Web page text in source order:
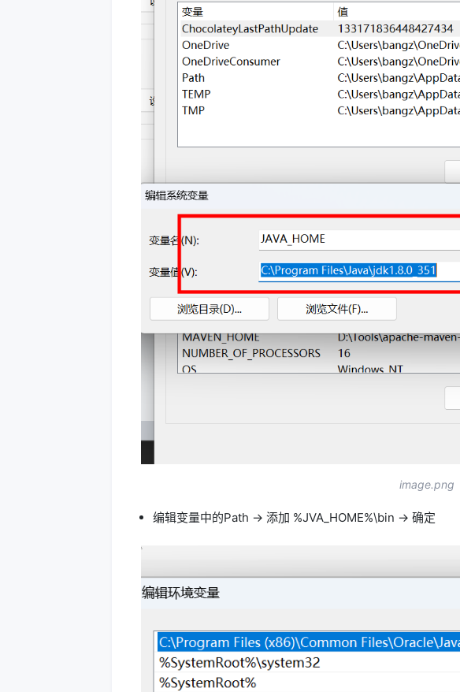
image.png
编辑变量中的Path -> 添加 %JVA_HOME%\bin -> 确定